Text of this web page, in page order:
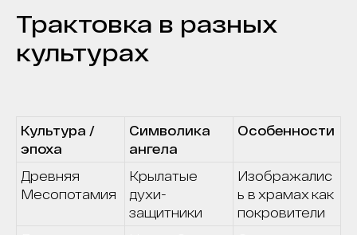
Трактовка в разных
культурах
Культура /
эпоха
Символика
ангела
Особенности
Древняя
Месопотамия
Крылатые
духи-
защитники
Изображалис
ь в храмах как
покровители